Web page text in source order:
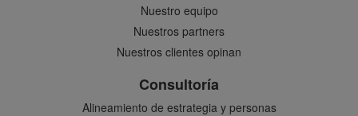
Nuestro equipo
Nuestros partners
Nuestros clientes opinan
Consultoría
Alineamiento de estrategia y personas